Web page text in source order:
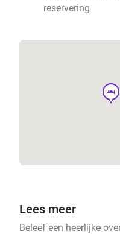
reservering
hotel
Lees meer
Beleef een heerlijke